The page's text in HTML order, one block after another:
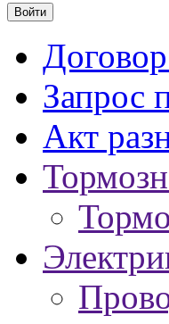
Запрос
Акт